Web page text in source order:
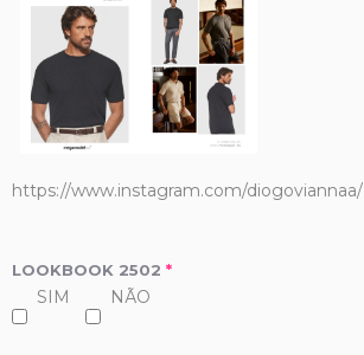
https://www.instagram.com/diogoviannaa/
LOOKBOOK 2502 *
SIM NÃO